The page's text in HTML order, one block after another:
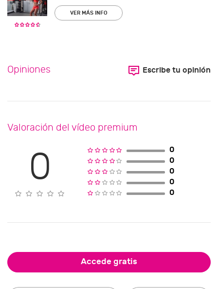
VER MÁS INFO
Opiniones Escribe tu opinión
Valoración del vídeo premium
0
0
0
0
0
0
Accede gratis